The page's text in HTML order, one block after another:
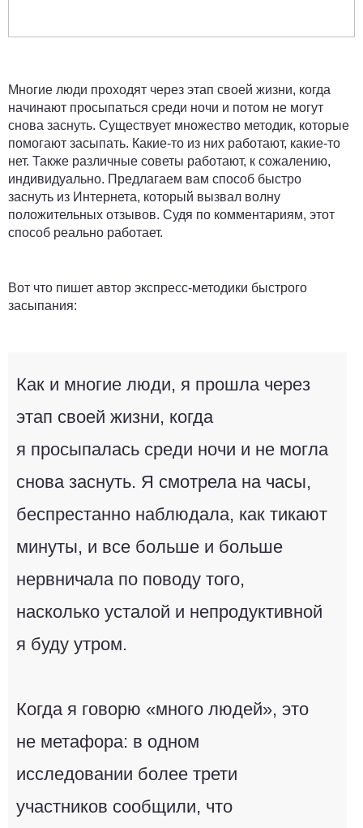
Многие люди проходят через этап своей жизни, когда
начинают просыпаться среди ночи и потом не могут
снова заснуть. Существует множество методик, которые
помогают засыпать. Какие-то из них работают, какие-то
нет. Также различные советы работают, к сожалению,
индивидуально. Предлагаем вам способ быстро
заснуть из Интернета, который вызвал волну
положительных отзывов. Судя по комментариям, этот
способ реально работает.
Вот что пишет автор экспресс-методики быстрого
засыпания:
Как и многие люди, я прошла через
этап своей жизни, когда
я просыпалась среди ночи и не могла
снова заснуть. Я смотрела на часы,
беспрестанно наблюдала, как тикают
минуты, и все больше и больше
нервничала по поводу того,
насколько усталой и непродуктивной
я буду утром.
Когда я говорю «много людей», это
не метафора: в одном
исследовании более трети
участников сообщили, что